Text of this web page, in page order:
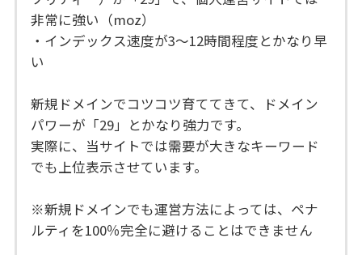
非常に強い（moz）
・インデックス速度が3～12時間程度とかなり早
い
新規ドメインでコツコツ育ててきて、ドメイン
パワーが「29」とかなり強力です。
実際に、当サイトでは需要が大きなキーワード
でも上位表示させています。
※新規ドメインでも運営方法によっては、ペナ
ルティを100％完全に避けることはできません